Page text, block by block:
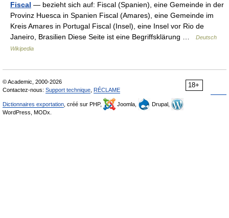
Fiscal — bezieht sich auf: Fiscal (Spanien), eine Gemeinde in der
Provinz Huesca in Spanien Fiscal (Amares), eine Gemeinde im
Kreis Amares in Portugal Fiscal (Insel), eine Insel vor Rio de
Janeiro, Brasilien Diese Seite ist eine Begriffsklärung …
Deutsch
Wikipedia
18+
© Academic, 2000-2026
Contactez-nous: Support technique RÉCLAME
Dictionnaires exportation , créé sur PHP, Joomla,
Drupal,
WordPress, MODx.